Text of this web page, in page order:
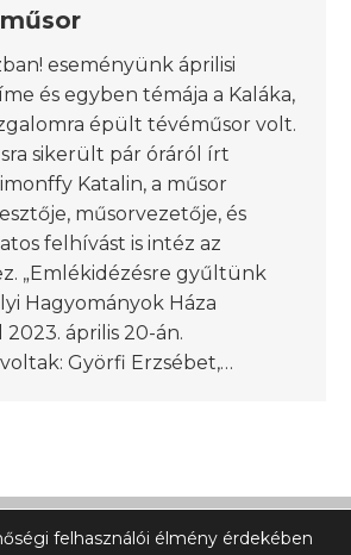
eseményünk áprilisi
és egyben témája a Kaláka,
épült tévéműsor volt.
sikerült pár óráról írt
Katalin, a műsor
műsorvezetője, és
felhívást is intéz az
„Emlékidézésre gyűltünk
Hagyományok Háza
április 20-án.
Györfi Erzsébet,…
felhasználói élmény érdekében